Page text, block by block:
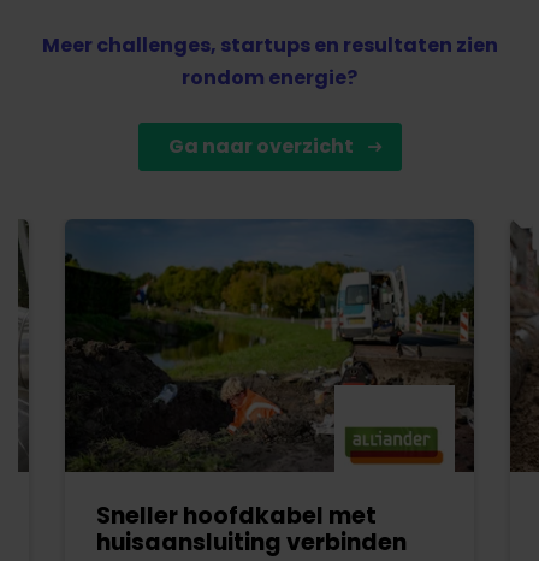
Meer challenges, startups en resultaten zien
rondom energie?
Ga naar overzicht
Sneller hoofdkabel met
huisaansluiting verbinden